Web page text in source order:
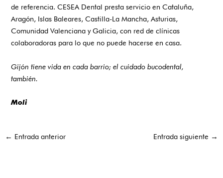
de referencia. CESEA Dental presta servicio en Cataluña,
Aragón, Islas Baleares, Castilla-La Mancha, Asturias,
Comunidad Valenciana y Galicia, con red de clínicas
colaboradoras para lo que no puede hacerse en casa.
Gijón tiene vida en cada barrio; el cuidado bucodental,
también.
Moli
← Entrada anterior Entrada siguiente →